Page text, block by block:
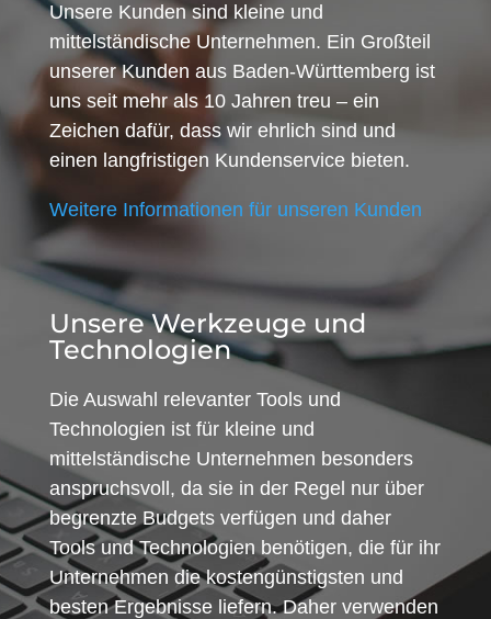
Unsere Kunden sind kleine und
mittelständische Unternehmen. Ein Großteil
unserer Kunden aus Baden-Württemberg ist
uns seit mehr als 10 Jahren treu – ein
Zeichen dafür, dass wir ehrlich sind und
einen langfristigen Kundenservice bieten.
Weitere Informationen für unseren Kunden
Unsere Werkzeuge und
Technologien
Die Auswahl relevanter Tools und
Technologien ist für kleine und
mittelständische Unternehmen besonders
anspruchsvoll, da sie in der Regel nur über
begrenzte Budgets verfügen und daher
Tools und Technologien benötigen, die für ihr
Unternehmen die kostengünstigsten und
besten Ergebnisse liefern. Daher verwenden